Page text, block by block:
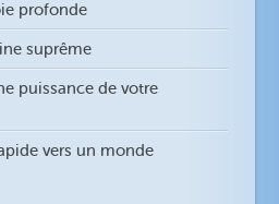
profonde
suprême
puissance de votre
vers un monde